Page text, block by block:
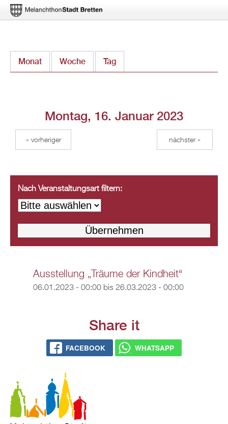
zum
Monat Woche Tag
Montag, 16. Januar 2023
« vorheriger nächster »
Nach Veranstaltungsart filtern:
Ausstellung „Träume der Kindheit“
06.01.2023 - 00:00bis 26.03.2023 - 00:00
Share it
FACEBOOK WHATSAPP